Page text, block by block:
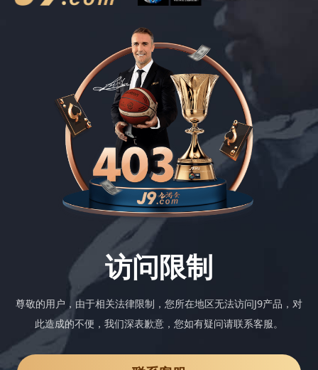
访问限制
尊敬的用户，由于相关法律限制，您所在地区无法访问J9产品，对
此造成的不便，我们深表歉意，您如有疑问请联系客服。